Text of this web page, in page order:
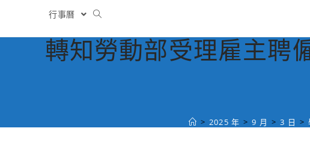
行事曆
轉知勞動部受理雇主聘
> 2025 年 > 9 月 > 3 日 >